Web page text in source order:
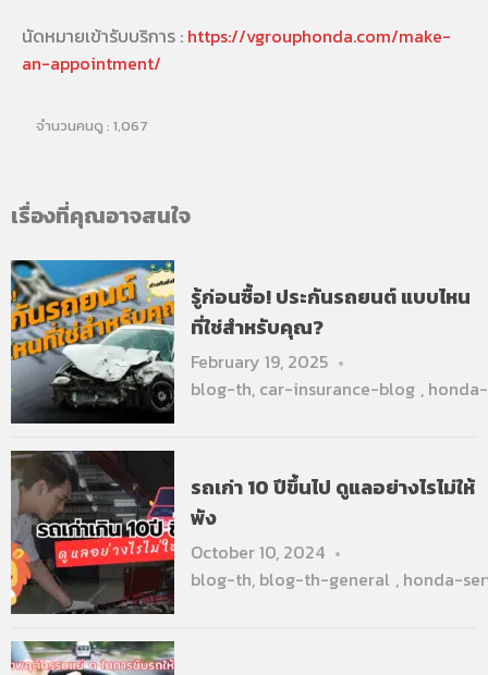
นัดหมายเข้ารับบริการ : https://vgrouphonda.com/make-
an-appointment/
จำนวนคนดู : 1,067
เรื่องที่คุณอาจสนใจ
รู้ก่อนซื้อ! ประกันรถยนต์ แบบไหน
ที่ใช่สำหรับคุณ?
February 19, 2025
blog-th, car-insurance-blog ,
รถเก่า 10 ปีขึ้นไป ดูแลอย่างไรไม่ให้
พัง
October 10, 2024
blog-th, blog-th-general , honda-